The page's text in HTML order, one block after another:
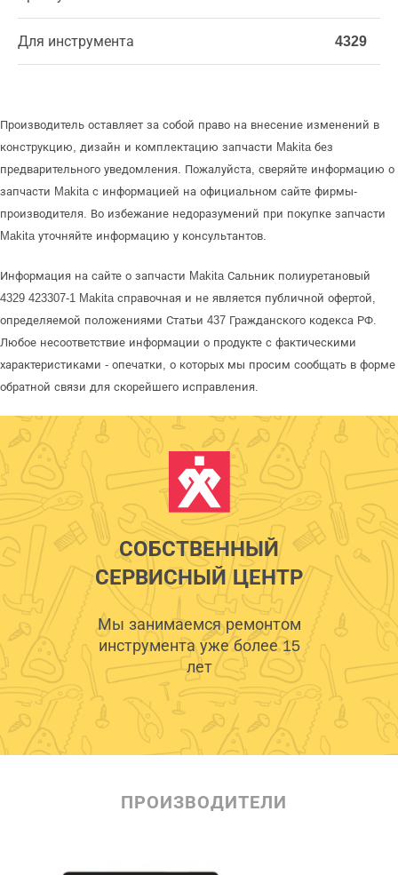
Для инструмента 4329
Производитель оставляет за собой право на внесение изменений в
конструкцию, дизайн и комплектацию запчасти Makita без
предварительного уведомления. Пожалуйста, сверяйте информацию о
запчасти Makita с информацией на официальном сайте фирмы-
производителя. Во избежание недоразумений при покупке запчасти
Makita уточняйте информацию у консультантов.
Информация на сайте о запчасти Makita Сальник полиуретановый
4329 423307-1 Makita справочная и не является публичной офертой,
определяемой положениями Статьи 437 Гражданского кодекса РФ.
Любое несоответствие информации о продукте с фактическими
характеристиками - опечатки, о которых мы просим сообщать в форме
обратной связи для скорейшего исправления.
СОБСТВЕННЫЙ
СЕРВИСНЫЙ ЦЕНТР
Мы занимаемся ремонтом
инструмента уже более 15
лет
ПРОИЗВОДИТЕЛИ